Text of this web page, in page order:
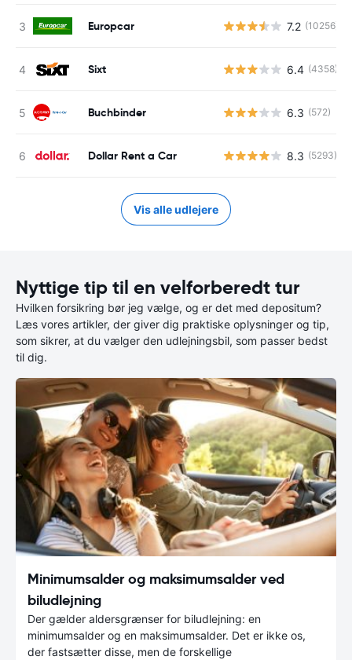
Europcar 7.2 (10256)
Sixt 6.4 (4358)
Buchbinder 6.3 (572)
Dollar Rent a Car 8.3 (5293)
Vis alle udlejere
Nyttige tip til en velforberedt tur
Hvilken forsikring bør jeg vælge, og er det med depositum?
Læs vores artikler, der giver dig praktiske oplysninger og tip,
som sikrer, at du vælger den udlejningsbil, som passer bedst
til dig.
Minimumsalder og maksimumsalder ved
biludlejning
Der gælder aldersgrænser for biludlejning: en
minimumsalder og en maksimumsalder. Det er ikke os,
der fastsætter disse, men de forskellige